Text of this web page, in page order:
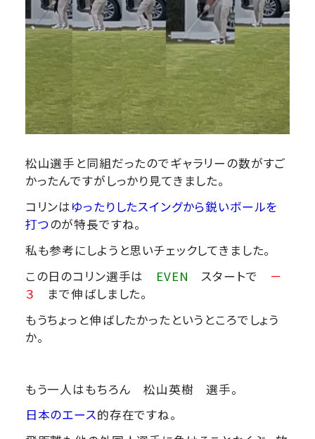
松山選手と同組だったのでギャラリーの数がすご
かったんですがしっかり見てきました。
コリンはゆったりしたスイングから鋭いボールを
打つのが特長ですね。
私も参考にしようと思いチェックしてきました。
この日のコリン選手は EVEN スタートで －
３
まで伸ばしました。
もうちょっと伸ばしたかったというところでしょう
か。
もう一人はもちろん 松山英樹 選手。
日本のエース的存在ですね。